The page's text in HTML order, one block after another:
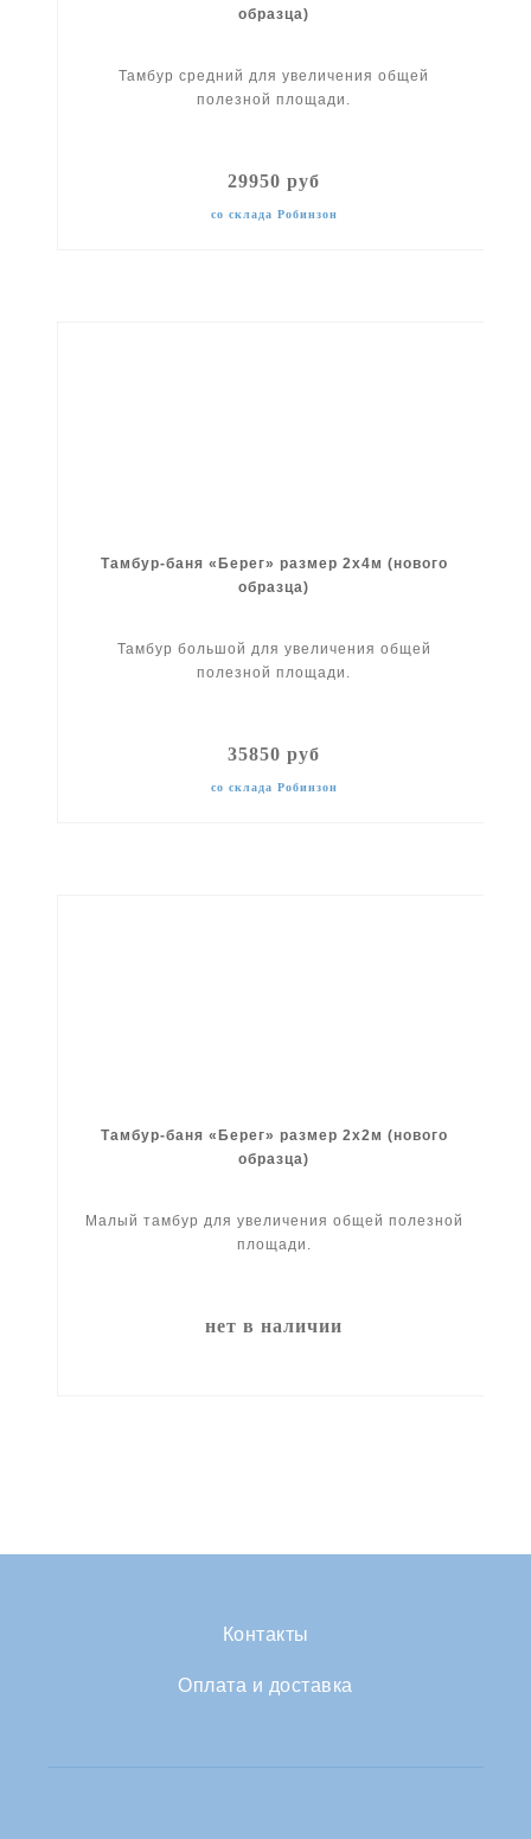
образца)
Тамбур средний для увеличения общей
полезной площади.
29950 руб
со склада Робинзон
Тамбур-баня «Берег» размер 2x4м (нового
образца)
Тамбур большой для увеличения общей
полезной площади.
35850 руб
со склада Робинзон
Тамбур-баня «Берег» размер 2x2м (нового
образца)
Малый тамбур для увеличения общей полезной
площади.
нет в наличии
Контакты
Оплата и доставка